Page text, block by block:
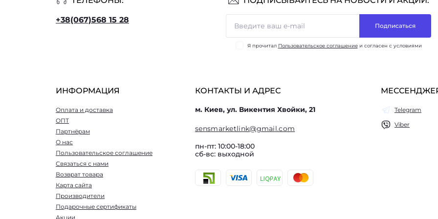
+38(067)568 15 28
Подписаться
Я прочитал Пользовательское соглашениеи согласен с условиями
ИНФОРМАЦИЯ
Оплата и доставка
ОПТ
Партнёрам
О нас
Пользовательское соглашение
Связаться с нами
Возврат товара
Карта сайта
Производители
Подарочные сертификаты
Акции
КОНТАКТЫ И АДРЕС
м. Киев, ул. Викентия Хвойки, 21
sensmarketlink@gmail.com
пн-пт: 10:00-18:00
сб-вс: выходной
Telegram
Viber